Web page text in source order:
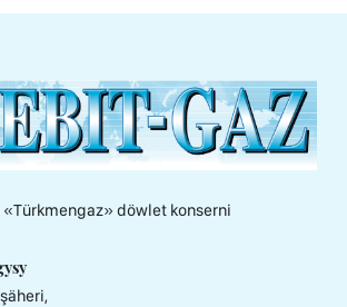
döwlet konserni